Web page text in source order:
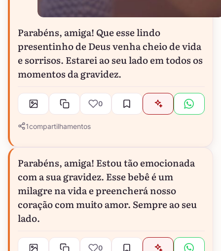
Parabéns, amiga! Que esse lindo
presentinho de Deus venha cheio de vida
e sorrisos. Estarei ao seu lado em todos os
momentos da gravidez.
0
1compartilhamentos
Parabéns, amiga! Estou tão emocionada
com a sua gravidez. Esse bebê é um
milagre na vida e preencherá nosso
coração com muito amor. Sempre ao seu
lado.
0